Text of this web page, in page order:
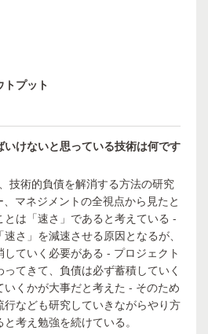
トプット
けないと思っている技術は何です
技術的負債を解消する方法の研究
マネジメントの全視点から見たと
とは「速さ」であると考えている -
さ」を減速させる原因となるが、
ていく必要がある - プロジェクト
てきて、負債は必ず蓄積していく
くかが大事だと考えた - そのため
なども研究していきながらやり方
考え勉強を続けている。